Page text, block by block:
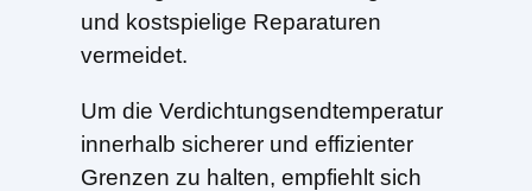
und kostspielige Reparaturen
vermeidet.
Um die Verdichtungsendtemperatur
innerhalb sicherer und effizienter
Grenzen zu halten, empfiehlt sich